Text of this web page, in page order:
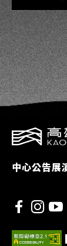
中心公告展